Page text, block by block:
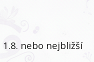
1.8. nebo nejbližší